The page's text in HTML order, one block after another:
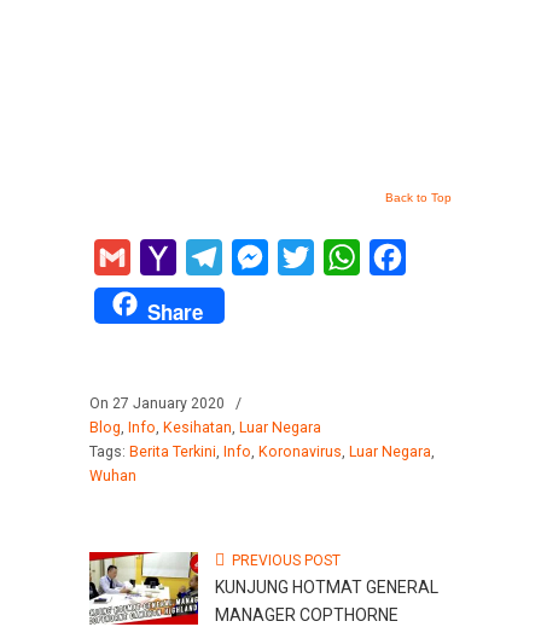
Back to Top
Gmail
Yahoo
Mail
TelegramMessenger
Twitter WhatsApp
Share
On 27 January 2020
/
Blog, Info, Kesihatan, Luar Negara
Tags: Berita Terkini, Info, Koronavirus, Luar Negara,
Wuhan
PREVIOUS POST
KUNJUNG HOTMAT GENERAL
MANAGER COPTHORNE